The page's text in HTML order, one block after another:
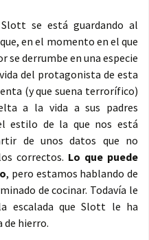
se está guardando al
en el momento en el que
se derrumbe en una especie
del protagonista de esta
(y que suena terrorífico)
a la vida a sus padres
estilo de la que nos está
de unos datos que no
correctos. Lo que puede
, pero estamos hablando de
de cocinar. Todavía le
escalada que Slott le ha
de hierro.